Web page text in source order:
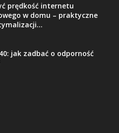
prędkość internetu
w domu – praktyczne
jak zadbać o odporność